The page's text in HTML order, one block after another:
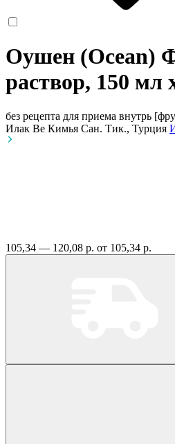
Оушен (Ocean)
раствор, 150 мл
без рецепта для приема внутрь
Илак Ве Кимья Сан. Тик., Турция
105,34 — 120,08 р. от 105,34 р.